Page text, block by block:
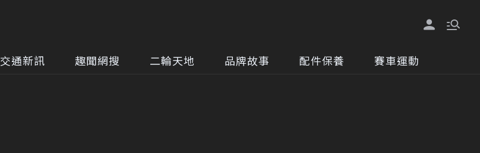
交通新訊 趣聞網搜 二輪天地 品牌故事 配件保養 賽車運動